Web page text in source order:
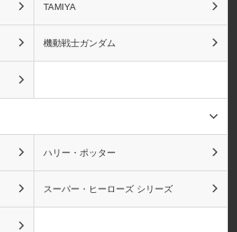
IS〈インフィニット・ス
ウサビッチ
TAMIYA
機動戦士ガンダム
ハリー・ポッター
スーパー・ヒーローズ シリーズ